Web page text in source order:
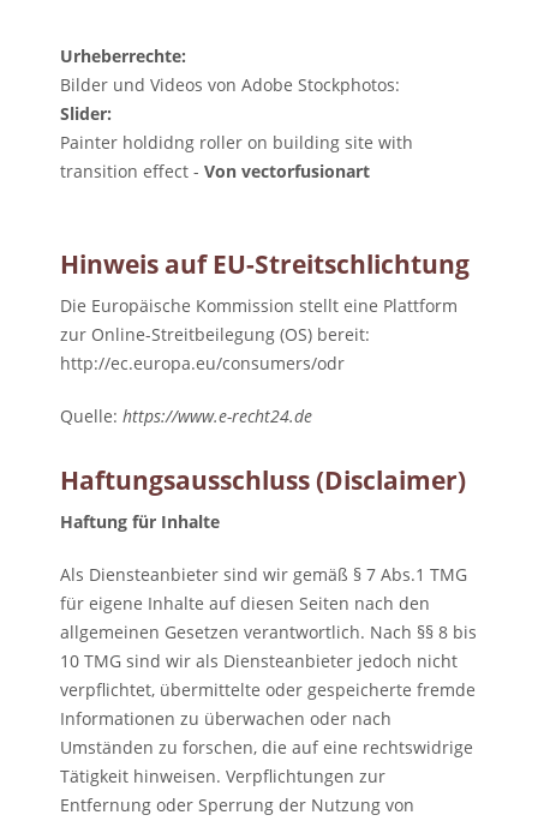
Urheberrechte:
Bilder und Videos von Adobe Stockphotos:
Slider:
Painter holdidng roller on building site with
transition effect - Von vectorfusionart
Hinweis auf EU-Streitschlichtung
Die Europäische Kommission stellt eine Plattform
zur Online-Streitbeilegung (OS) bereit:
http://ec.europa.eu/consumers/odr
Quelle: https://www.e-recht24.de
Haftungsausschluss (Disclaimer)
Haftung für Inhalte
Als Diensteanbieter sind wir gemäß § 7 Abs.1 TMG
für eigene Inhalte auf diesen Seiten nach den
allgemeinen Gesetzen verantwortlich. Nach §§ 8 bis
10 TMG sind wir als Diensteanbieter jedoch nicht
verpflichtet, übermittelte oder gespeicherte fremde
Informationen zu überwachen oder nach
Umständen zu forschen, die auf eine rechtswidrige
Tätigkeit hinweisen. Verpflichtungen zur
Entfernung oder Sperrung der Nutzung von